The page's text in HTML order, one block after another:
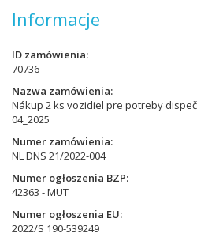
Informacje
ID zamówienia
70736
Nazwa zamówienia
Nákup 2 ks vozidiel pre potreby
04_2025
Numer zamówienia
NL DNS 21/2022-004
Numer ogłoszenia BZP
42363 - MUT
Numer ogłoszenia EU
2022/S 190-539249